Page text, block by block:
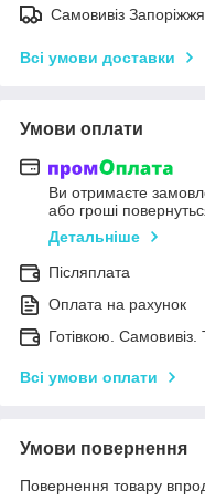
Самовивіз Запоріжжя
Всі умови доставки
Умови оплати
Ви отримаєте
або гроші
Детальніше
Післяплата
Оплата на рахунок
Готівкою. Самовивіз.
Всі умови оплати
Умови повернення
Повернення товару